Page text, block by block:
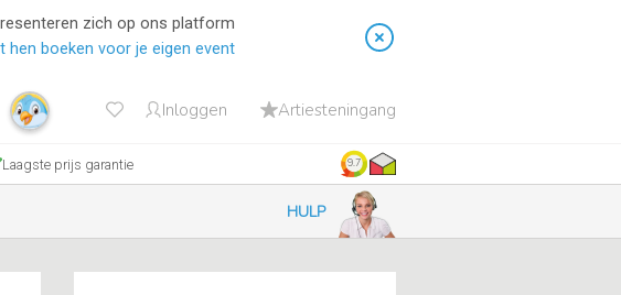
zich op ons platform
hen boeken voor je eigen event
Inloggen Artiesteningang
Laagste prijs garantie 9.7
HULP